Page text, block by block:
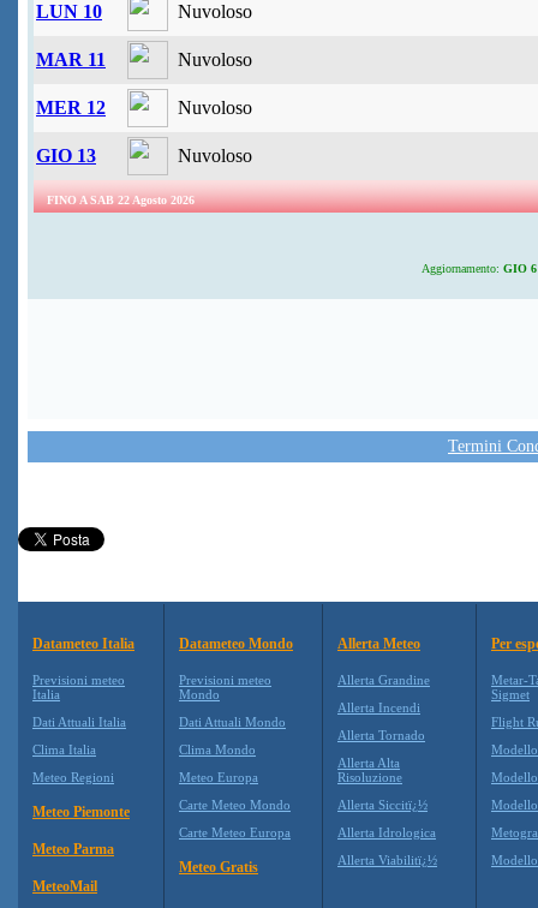
LUN 10 Nuvoloso
MAR 11 Nuvoloso
MER 12 Nuvoloso
GIO 13 Nuvoloso
FINO A SAB 22 Agosto 2026
Aggiornamento: GIO 6
Termini
Datameteo Italia
Previsioni meteo
Italia
Dati Attuali Italia
Clima Italia
Meteo Regioni
Meteo Piemonte
Meteo Parma
MeteoMail
Datameteo Mondo
Previsioni meteo
Mondo
Dati Attuali Mondo
Clima Mondo
Meteo Europa
Carte Meteo Mondo
Carte Meteo Europa
Meteo Gratis
Allerta Meteo
Allerta Grandine
Allerta Incendi
Allerta Tornado
Allerta Alta
Risoluzione
Allerta Siccitï¿½
Allerta Idrologica
Allerta Viabilitï¿½
Per
Metar-
Sigmet
Flight
Modello